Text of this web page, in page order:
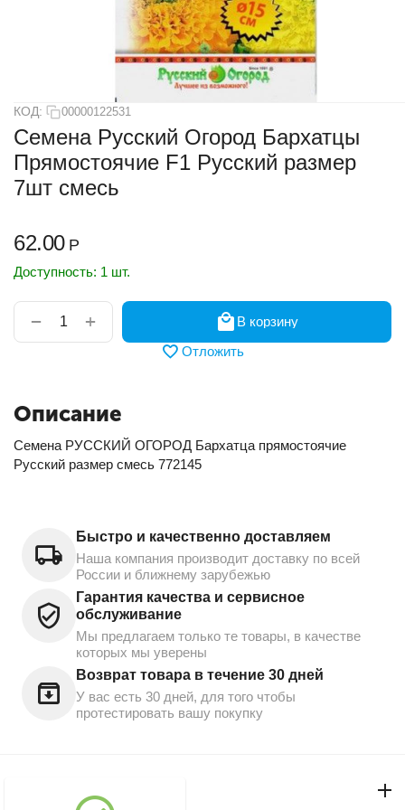
КОД: 00000122531
Семена Русский Огород Бархатцы
Прямостоячие F1 Русский размер
7шт смесь
62.00 Р
Доступность: 1 шт.
+
−
В корзину
Отложить
Описание
Семена РУССКИЙ ОГОРОД Бархатца прямостоячие
Русский размер смесь 772145
Быстро и качественно доставляем
Наша компания производит доставку по всей
России и ближнему зарубежью
Гарантия качества и сервисное
обслуживание
Мы предлагаем только те товары, в качестве
которых мы уверены
Возврат товара в течение 30 дней
У вас есть 30 дней, для того чтобы
протестировать вашу покупку